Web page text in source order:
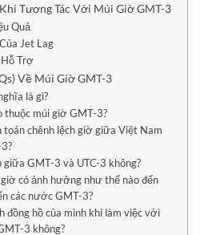
Tương Tác Với Múi Giờ GMT-3
Quả
Jet Lag
Trợ
Về Múi Giờ GMT-3
là gì?
thuộc múi giờ GMT-3?
toán chênh lệch giờ giữa Việt Nam
giữa GMT-3 và UTC-3 không?
có ảnh hưởng như thế nào đến
các nước GMT-3?
đồng hồ của mình khi làm việc với
3 không?